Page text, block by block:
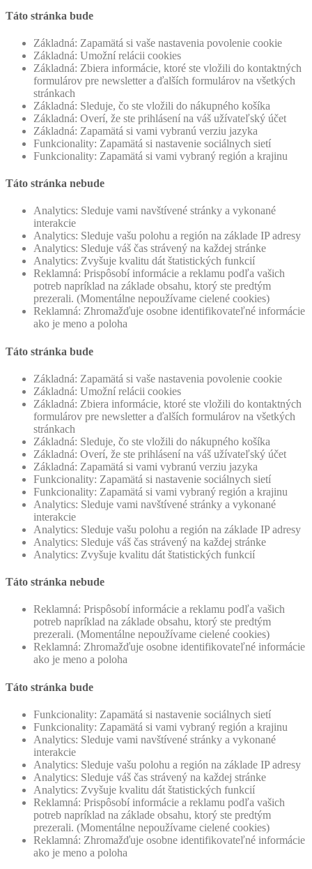
Táto stránka bude
Základná: Zapamätá si vaše nastavenia povolenie cookie
Základná: Umožní relácii cookies
Základná: Zbiera informácie, ktoré ste vložili do kontaktných
formulárov pre newsletter a ďalších formulárov na všetkých
stránkach
Základná: Sleduje, čo ste vložili do nákupného košíka
Základná: Overí, že ste prihlásení na váš užívateľský účet
Základná: Zapamätá si vami vybranú verziu jazyka
Funkcionality: Zapamätá si nastavenie sociálnych sietí
Funkcionality: Zapamätá si vami vybraný región a krajinu
Táto stránka nebude
Analytics: Sleduje vami navštívené stránky a vykonané
interakcie
Analytics: Sleduje vašu polohu a región na základe IP adresy
Analytics: Sleduje váš čas strávený na každej stránke
Analytics: Zvyšuje kvalitu dát štatistických funkcií
Reklamná: Prispôsobí informácie a reklamu podľa vašich
potreb napríklad na základe obsahu, ktorý ste predtým
prezerali. (Momentálne nepoužívame cielené cookies)
Reklamná: Zhromažďuje osobne identifikovateľné informácie
ako je meno a poloha
Táto stránka bude
Základná: Zapamätá si vaše nastavenia povolenie cookie
Základná: Umožní relácii cookies
Základná: Zbiera informácie, ktoré ste vložili do kontaktných
formulárov pre newsletter a ďalších formulárov na všetkých
stránkach
Základná: Sleduje, čo ste vložili do nákupného košíka
Základná: Overí, že ste prihlásení na váš užívateľský účet
Základná: Zapamätá si vami vybranú verziu jazyka
Funkcionality: Zapamätá si nastavenie sociálnych sietí
Funkcionality: Zapamätá si vami vybraný región a krajinu
Analytics: Sleduje vami navštívené stránky a vykonané
interakcie
Analytics: Sleduje vašu polohu a región na základe IP adresy
Analytics: Sleduje váš čas strávený na každej stránke
Analytics: Zvyšuje kvalitu dát štatistických funkcií
Táto stránka nebude
Reklamná: Prispôsobí informácie a reklamu podľa vašich
potreb napríklad na základe obsahu, ktorý ste predtým
prezerali. (Momentálne nepoužívame cielené cookies)
Reklamná: Zhromažďuje osobne identifikovateľné informácie
ako je meno a poloha
Táto stránka bude
Funkcionality: Zapamätá si nastavenie sociálnych sietí
Funkcionality: Zapamätá si vami vybraný región a krajinu
Analytics: Sleduje vami navštívené stránky a vykonané
interakcie
Analytics: Sleduje vašu polohu a región na základe IP adresy
Analytics: Sleduje váš čas strávený na každej stránke
Analytics: Zvyšuje kvalitu dát štatistických funkcií
Reklamná: Prispôsobí informácie a reklamu podľa vašich
potreb napríklad na základe obsahu, ktorý ste predtým
prezerali. (Momentálne nepoužívame cielené cookies)
Reklamná: Zhromažďuje osobne identifikovateľné informácie
ako je meno a poloha